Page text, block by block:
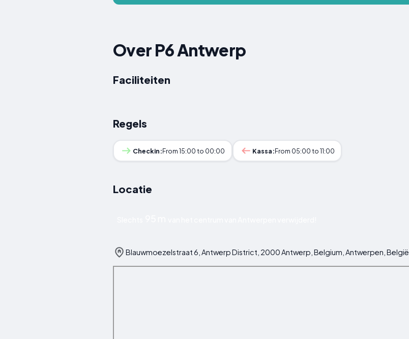
Over P6 Antwerp
Faciliteiten
Regels
Checkin:From 15:00 to 00:00 Kassa:From 05:00 to 11:00
Locatie
Blauwmoezelstraat 6, Antwerp District, 2000 Antwerp, Belgium, Antwerpen, België